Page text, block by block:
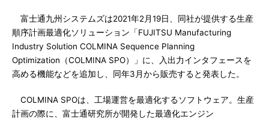
富士通九州システムズは2021年2月19日、同社が提供する生産
順序計画最適化ソリューション「FUJITSU Manufacturing
Industry Solution COLMINA Sequence Planning
Optimization（COLMINA SPO）」に、入出力インタフェースを
高める機能などを追加し、同年3月から販売すると発表した。
COLMINA SPOは、工場運営を最適化するソフトウェア。生産
計画の際に、富士通研究所が開発した最適化エンジン